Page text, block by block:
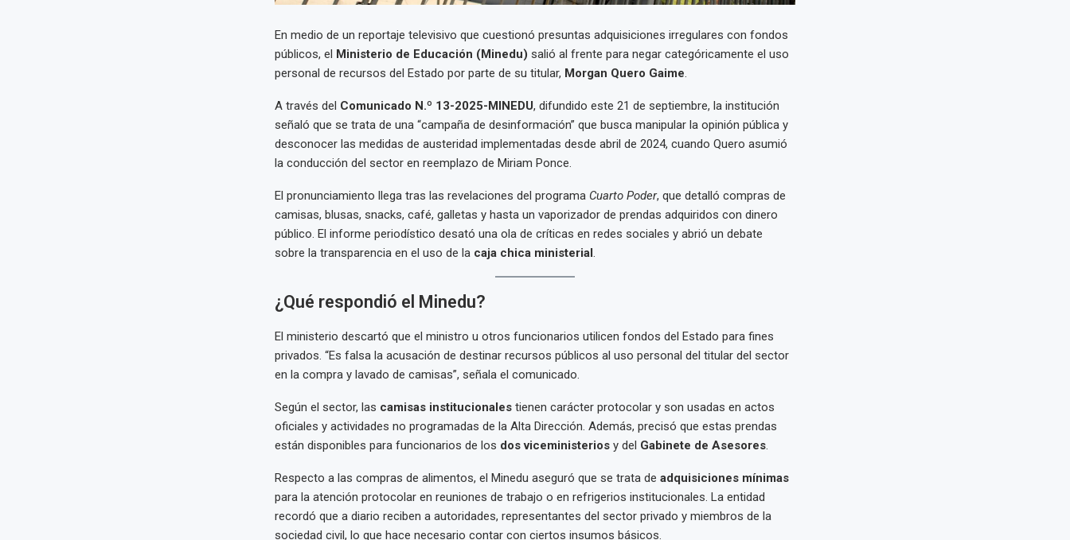
En medio de un reportaje televisivo que cuestionó presuntas adquisiciones irregulares con fondos
públicos, el Ministerio de Educación (Minedu) salió al frente para negar categóricamente el uso
personal de recursos del Estado por parte de su titular, Morgan Quero Gaime.
A través del Comunicado N.º 13-2025-MINEDU, difundido este 21 de septiembre, la institución
señaló que se trata de una “campaña de desinformación” que busca manipular la opinión pública y
desconocer las medidas de austeridad implementadas desde abril de 2024, cuando Quero asumió
la conducción del sector en reemplazo de Miriam Ponce.
El pronunciamiento llega tras las revelaciones del programa Cuarto Poder, que detalló compras de
camisas, blusas, snacks, café, galletas y hasta un vaporizador de prendas adquiridos con dinero
público. El informe periodístico desató una ola de críticas en redes sociales y abrió un debate
sobre la transparencia en el uso de la caja chica ministerial.
¿Qué respondió el Minedu?
El ministerio descartó que el ministro u otros funcionarios utilicen fondos del Estado para fines
privados. “Es falsa la acusación de destinar recursos públicos al uso personal del titular del sector
en la compra y lavado de camisas”, señala el comunicado.
Según el sector, las camisas institucionalestienen carácter protocolar y son usadas en actos
oficiales y actividades no programadas de la Alta Dirección. Además, precisó que estas prendas
están disponibles para funcionarios de los dos viceministeriosy del Gabinete de Asesores.
Respecto a las compras de alimentos, el Minedu aseguró que se trata de adquisiciones mínimas
para la atención protocolar en reuniones de trabajo o en refrigerios institucionales. La entidad
recordó que a diario reciben a autoridades, representantes del sector privado y miembros de la
sociedad civil, lo que hace necesario contar con ciertos insumos básicos.